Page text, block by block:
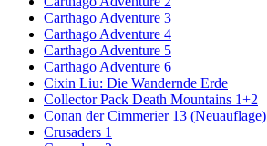
Carthago Adventure 3
Carthago Adventure 4
Carthago Adventure 5
Carthago Adventure 6
Cixin Liu: Die Wandernde Erde
Collector Pack Death Mountains 1+2
Conan der Cimmerier 13 (Neuauflage)
Crusaders 1